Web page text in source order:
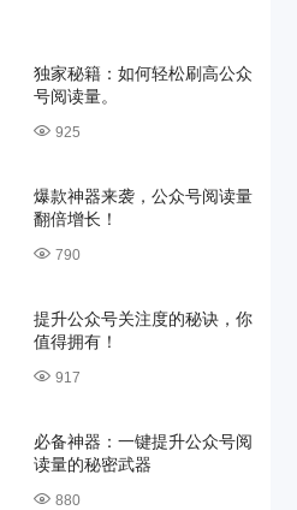
独家秘籍：如何轻松刷高公众
号阅读量。
925
爆款神器来袭，公众号阅读量
翻倍增长！
790
提升公众号关注度的秘诀，你
值得拥有！
917
必备神器：一键提升公众号阅
读量的秘密武器
880